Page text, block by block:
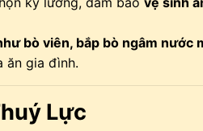
bò viên, bắp bò ngâm nước
ăn gia đình.
Lực